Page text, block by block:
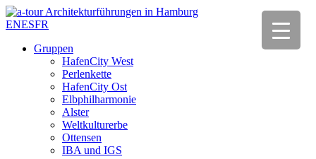
ENESFR
Gruppen
HafenCity West
Perlenkette
HafenCity Ost
Elbphilharmonie
Alster
Weltkulturerbe
Ottensen
IBA und IGS